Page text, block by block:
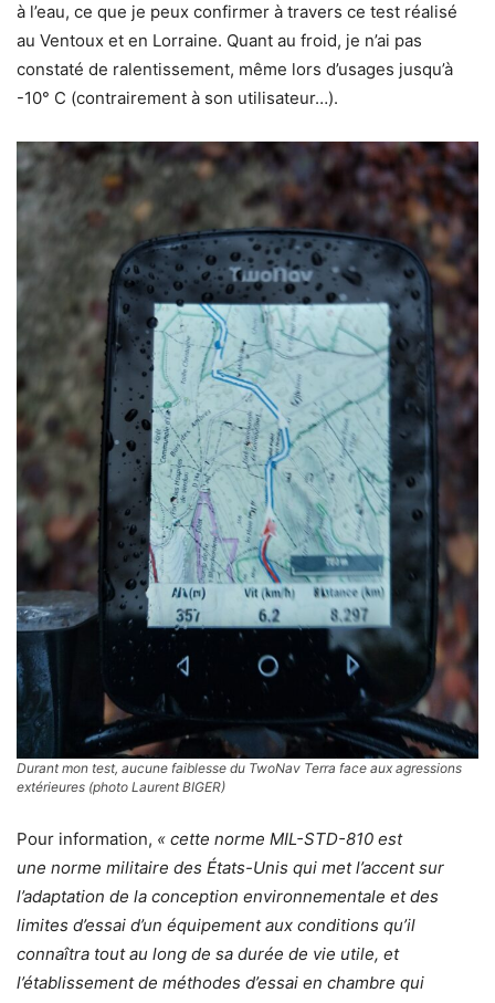
à l’eau, ce que je peux confirmer à travers ce test réalisé
au Ventoux et en Lorraine. Quant au froid, je n’ai pas
constaté de ralentissement, même lors d’usages jusqu’à
-10° C (contrairement à son utilisateur…).
Durant mon test, aucune faiblesse du TwoNav Terra face aux agressions
extérieures (photo Laurent BIGER)
Pour information, « cette norme MIL-STD-810 est
une norme militaire des États-Unis qui met l’accent sur
l’adaptation de la conception environnementale et des
limites d’essai d’un équipement aux conditions qu’il
connaîtra tout au long de sa durée de vie utile, et
l’établissement de méthodes d’essai en chambre qui